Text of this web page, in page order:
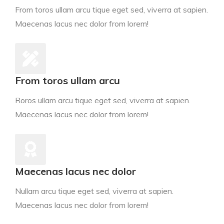
From toros ullam arcu tique eget sed, viverra at sapien.
Maecenas lacus nec dolor from lorem!
From toros ullam arcu
Roros ullam arcu tique eget sed, viverra at sapien.
Maecenas lacus nec dolor from lorem!
Maecenas lacus nec dolor
Nullam arcu tique eget sed, viverra at sapien.
Maecenas lacus nec dolor from lorem!